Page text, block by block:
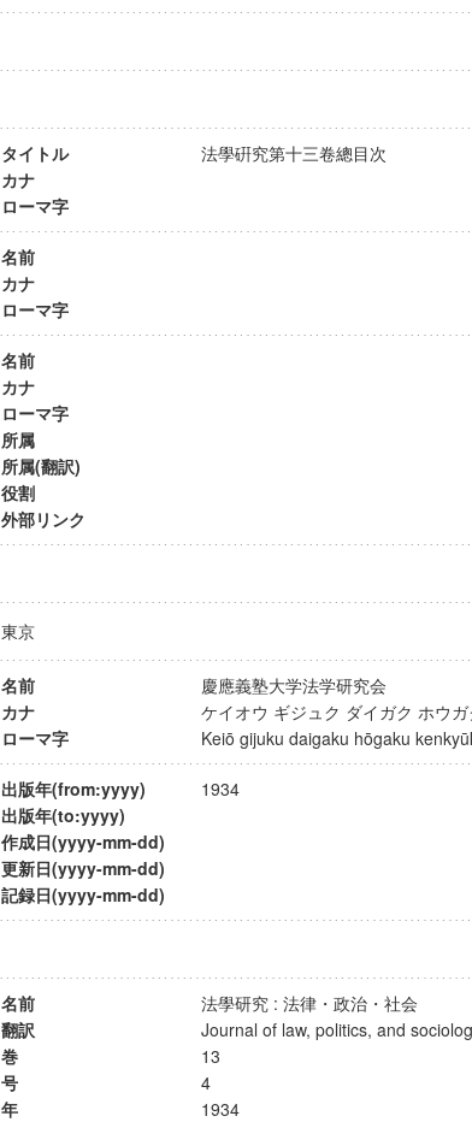
タイトル
法學硏究第十三卷總目次
カナ
ローマ字
名前
カナ
ローマ字
名前
カナ
ローマ字
所属
所属(翻訳)
役割
外部リンク
東京
名前
慶應義塾大学法学研究会
カナ
ケイオウ ギジュク ダイガク ホウ
ローマ字
Keiō gijuku daigaku hōgaku
出版年(from:yyyy)
1934
出版年(to:yyyy)
作成日(yyyy-mm-dd)
更新日(yyyy-mm-dd)
記録日(yyyy-mm-dd)
名前
法學研究 : 法律・政治・社会
翻訳
Journal of law, politics, and
巻
13
号
4
年
1934